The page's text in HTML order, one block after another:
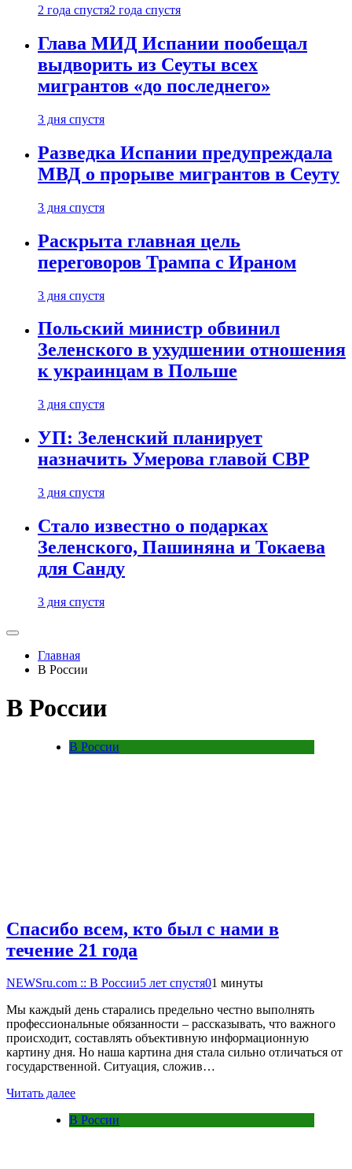
2 года спустя2 года спустя
Глава МИД Испании пообещал
выдворить из Сеуты всех
мигрантов «до последнего»
3 дня спустя
Разведка Испании предупреждала
МВД о прорыве мигрантов в Сеуту
3 дня спустя
Раскрыта главная цель
переговоров Трампа с Ираном
3 дня спустя
Польский министр обвинил
Зеленского в ухудшении отношения
к украинцам в Польше
3 дня спустя
УП: Зеленский планирует
назначить Умерова главой СВР
3 дня спустя
Стало известно о подарках
Зеленского, Пашиняна и Токаева
для Санду
3 дня спустя
Главная
В России
В России
В России
Спасибо всем, кто был с нами в
течение 21 года
NEWSru.com :: В России5 лет спустя01 минуты
Мы каждый день старались предельно честно выполнять
профессиональные обязанности – рассказывать, что важного
происходит, составлять объективную информационную
картину дня. Но наша картина дня стала сильно отличаться от
государственной. Ситуация, сложив…
Читать далее
В России